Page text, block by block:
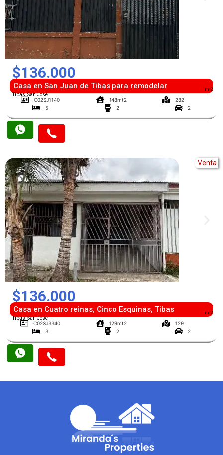
mt2
$136.000
Casa en San Juan de Tibas para remodelar
Tibás, San José
C02SJ1140 148mt2
282
5
2 2
mt2
Venta
$136.000
Casa en Cuatro reinas, Cinco Esquinas, Tibas
Tibás, San José
C02SJ3340 129mt2
129
3
2 2